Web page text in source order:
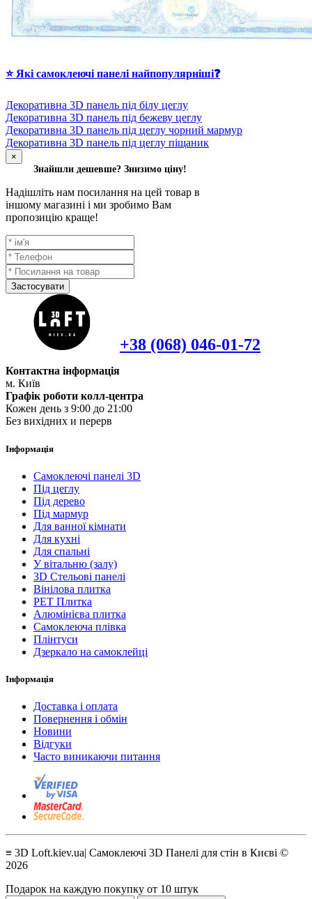
⭐ Які самоклеючі панелі найпопулярніші❓
Декоративна 3D панель під білу цеглу
Декоративна 3D панель під бежеву цеглу
Декоративна 3D панель під цеглу чорний мармур
Декоративна 3D панель під цеглу піщаник
×
Знайшли дешевше? Знизимо ціну!
Надішліть нам посилання на цей товар в
іншому магазині і ми зробимо Вам
пропозицію краще!
Застосувати
+38 (068) 046-01-72
Контактна інформація
м. Київ
Графік роботи колл-центра
Кожен день з 9:00 до 21:00
Без вихідних и перерв
Інформація
Самоклеючі панелі 3D
Під цеглу
Під дерево
Під мармур
Для ванної кімнати
Для кухні
Для спальні
У вітальню (залу)
3D Стельові панелі
Вінілова плитка
PET Плитка
Алюмінієва плитка
Самоклеюча плівка
Плінтуси
Дзеркало на самоклейці
Інформація
Доставка і оплата
Повернення і обмін
Новини
Відгуки
Часто виникаючи питання
≡ 3D Loft.kiev.ua| Самоклеючі 3D Панелі для стін в Києві ©
2026
Подарок на каждую покупку от 10 штук